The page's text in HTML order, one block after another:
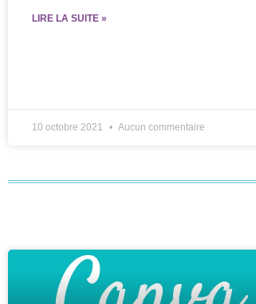
LIRE LA SUITE »
10 octobre 2021 Aucun commentaire